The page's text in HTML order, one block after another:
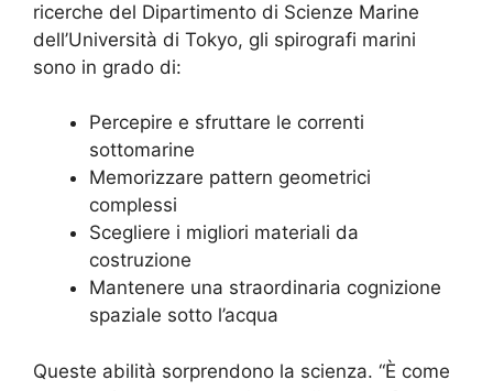
ricerche del Dipartimento di Scienze Marine
dell’Università di Tokyo, gli spirografi marini
sono in grado di:
Percepire e sfruttare le correnti
sottomarine
Memorizzare pattern geometrici
complessi
Scegliere i migliori materiali da
costruzione
Mantenere una straordinaria cognizione
spaziale sotto l’acqua
Queste abilità sorprendono la scienza. “È come